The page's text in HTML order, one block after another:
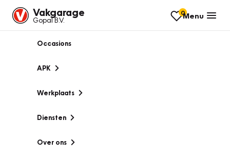
Vakgarage
Gopal B.V.
0Menu
Occasions
APK
Werkplaats
Diensten
Over ons